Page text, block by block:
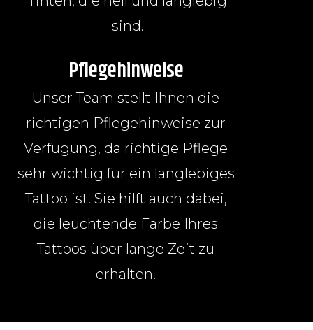
sind.
Pflegehinweise
Unser Team stellt Ihnen die
richtigen Pflegehinweise zur
Verfügung, da richtige Pflege
sehr wichtig für ein langlebiges
Tattoo ist. Sie hilft auch dabei,
die leuchtende Farbe Ihres
Tattoos über lange Zeit zu
erhalten.